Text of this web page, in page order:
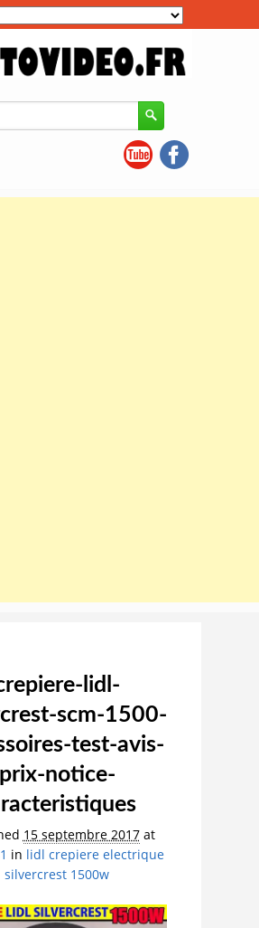
lidl-
scm-1500-
test-avis-
prix-notice-
15 septembre 2017at
in lidl crepiere electrique
silvercrest 1500w